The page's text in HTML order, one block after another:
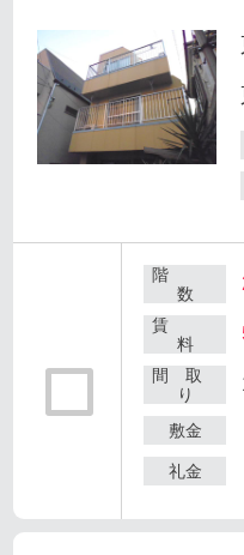
階
数
賃
料
間 取
り
敷金
礼金